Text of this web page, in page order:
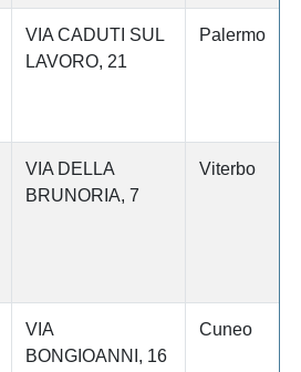
VIA CADUTI SUL
LAVORO, 21
Palermo
VIA DELLA
BRUNORIA, 7
Viterbo
VIA
BONGIOANNI, 16
Cuneo